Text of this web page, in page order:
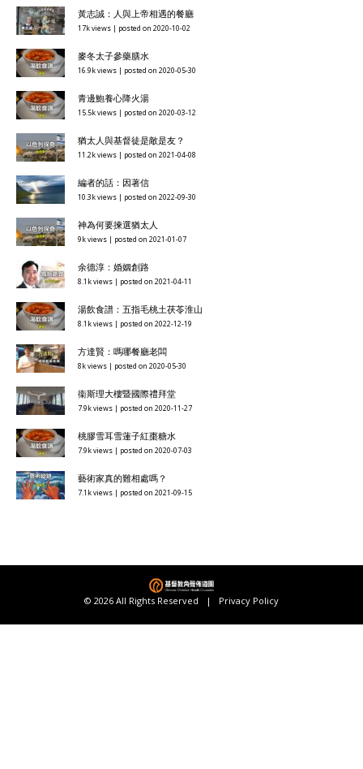
黃志誠：人與上帝相遇的餐廳
17k views | posted on 2020-10-02
麥冬太子參藥膳水
16.9k views | posted on 2020-05-30
青邊鮑養心降火湯
15.5k views | posted on 2020-03-12
猶太人與基督徒是敵是友？
11.2k views | posted on 2021-04-08
編者的話：因著信
10.3k views | posted on 2022-09-30
神為何要揀選猶太人
9k views | posted on 2021-01-07
余德淳：婚姻創路
8.1k views | posted on 2021-04-11
湯飲食譜：五指毛桃土茯苓淮山
8.1k views | posted on 2022-12-19
方達賢：嗎哪餐廳老闆
8k views | posted on 2020-05-30
衞斯理大樓暨國際禮拜堂
7.9k views | posted on 2020-11-27
桃膠雪耳雪蓮子紅棗糖水
7.9k views | posted on 2020-07-03
藝術家真的難相處嗎？
7.1k views | posted on 2021-09-15
© 2026 All Rights Reserved | Privacy Policy